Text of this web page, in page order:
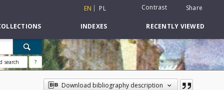
EN PL Contrast Share
INDEXES RECENTLY VIEWED
search ?
Download bibliography description